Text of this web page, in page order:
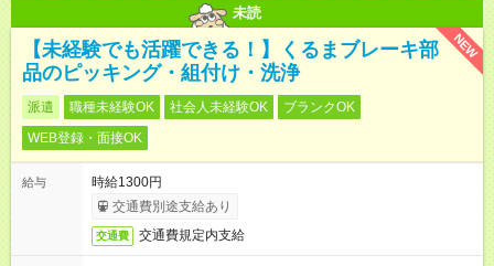
未読
NEW
【未経験でも活躍できる！】くるまブレーキ部
品のピッキング・組付け・洗浄
派遣 職種未経験OK 社会人未経験OK
ブランクOK
WEB登録・面接OK
給与
時給1300円
交通費別途支給あり
交通費 交通費規定内支給